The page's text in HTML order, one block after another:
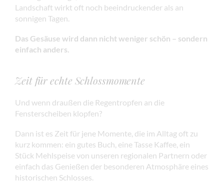
Landschaft wirkt oft noch beeindruckender als an
sonnigen Tagen.
Das Gesäuse wird dann nicht weniger schön – sondern
einfach anders.
Zeit für echte Schlossmomente
Und wenn draußen die Regentropfen an die
Fensterscheiben klopfen?
Dann ist es Zeit für jene Momente, die im Alltag oft zu
kurz kommen: ein gutes Buch, eine Tasse Kaffee, ein
Stück Mehlspeise von unseren regionalen Partnern oder
einfach das Genießen der besonderen Atmosphäre eines
historischen Schlosses.